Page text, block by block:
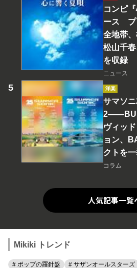
コンピ
ース プ
全地帯、
松山千
を収録
ニュース
洋楽
サマソ
ヴィッ
ョン、
クトを
コラム
人気記事一覧
Mikiki トレンド
# ポップの羅針盤 # サザンオールスターズ